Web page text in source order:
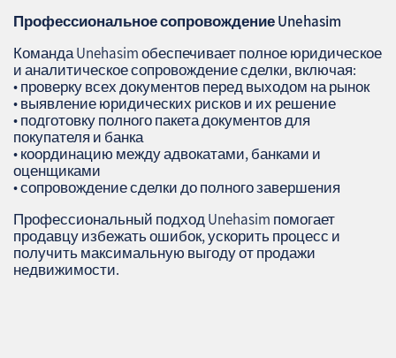
Профессиональное сопровождениеUnehasim
Команда Unehasim обеспечивает полное юридическое
и аналитическое сопровождение сделки, включая:
• проверку всех документов перед выходом на рынок
• выявление юридических рисков и их решение
• подготовку полного пакета документов для
покупателя и банка
• координацию между адвокатами, банками и
оценщиками
• сопровождение сделки до полного завершения
Профессиональный подход Unehasim помогает
продавцу избежать ошибок, ускорить процесс и
получить максимальную выгоду от продажи
недвижимости.